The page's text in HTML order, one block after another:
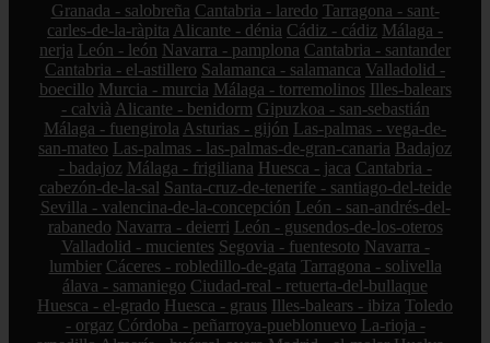
Granada - salobreña Cantabria - laredo Tarragona - sant-
carles-de-la-ràpita Alicante - dénia Cádiz - cádiz Málaga -
nerja León - león Navarra - pamplona Cantabria - santander
Cantabria - el-astillero Salamanca - salamanca Valladolid -
boecillo Murcia - murcia Málaga - torremolinos Illes-balears
- calvià Alicante - benidorm Gipuzkoa - san-sebastián
Málaga - fuengirola Asturias - gijón Las-palmas - vega-de-
san-mateo Las-palmas - las-palmas-de-gran-canaria Badajoz
- badajoz Málaga - frigiliana Huesca - jaca Cantabria -
cabezón-de-la-sal Santa-cruz-de-tenerife - santiago-del-teide
Sevilla - valencina-de-la-concepción León - san-andrés-del-
rabanedo Navarra - deierri León - gusendos-de-los-oteros
Valladolid - mucientes Segovia - fuentesoto Navarra -
lumbier Cáceres - robledillo-de-gata Tarragona - solivella
álava - samaniego Ciudad-real - retuerta-del-bullaque
Huesca - el-grado Huesca - graus Illes-balears - ibiza Toledo
- orgaz Córdoba - peñarroya-pueblonuevo La-rioja -